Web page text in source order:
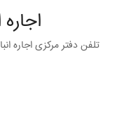
تلفن دفتر مرکزی اجاره